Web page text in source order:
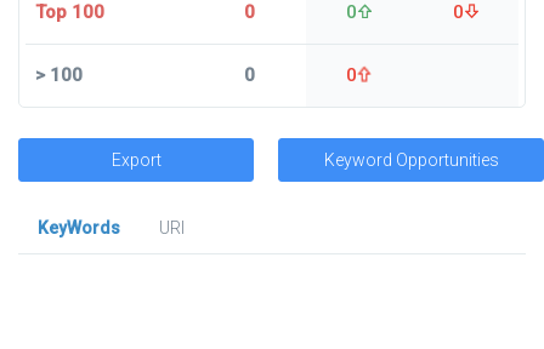
Top 100 0 0 0
>100 0 0
Export Keyword Opportunities
KeyWords
URl